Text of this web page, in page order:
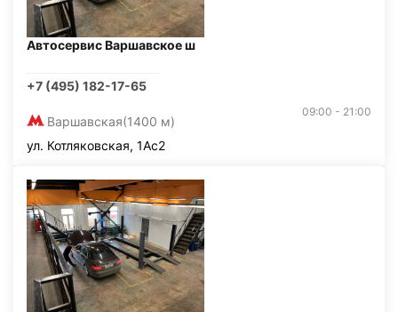
Автосервис Варшавское ш
+7 (495) 182-17-65
Варшавская(1400 м)
09:00 - 21:00
ул. Котляковская, 1Ас2